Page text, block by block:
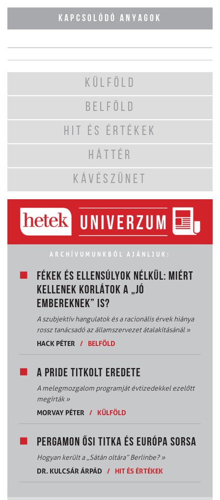
KAPCSOLÓDÓ ANYAGOK
KÜLFÖLD
BELFÖLD
HIT ÉS ÉRTÉKEK
HÁTTÉR
KÁVÉSZÜNET
ARCHÍVUMUNKBÓL AJÁNLJUK:
FÉKEK ÉS ELLENSÚLYOK NÉLKÜL: MIÉRT
KELLENEK KORLÁTOK A „JÓ
EMBEREKNEK” IS?
A szubjektív hangulatok és a racionális érvek hiánya
rossz tanácsadó az államszervezet átalakításánál»
HACK PÉTER
/ BELFÖLD
A PRIDE TITKOLT EREDETE
A melegmozgalom programját évtizedekkel ezelőtt
megírták»
MORVAY PÉTER
/ KÜLFÖLD
PERGAMON ŐSI TITKA ÉS EURÓPA SORSA
Hogyan került a „Sátán oltára” Berlinbe?»
DR. KULCSÁR ÁRPÁD
/ HIT ÉS ÉRTÉKEK